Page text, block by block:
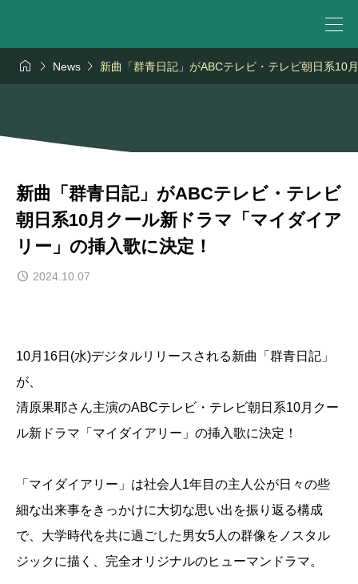
  News  新曲「群青日記」がABCテレビ・テレビ朝日系10
新曲「群青日記」がABCテレビ・テレビ
朝日系10月クール新ドラマ「マイダイア
リー」の挿入歌に決定！
2024.10.07
10月16日(水)デジタルリリースされる新曲「群青日記」
が、
清原果耶さん主演のABCテレビ・テレビ朝日系10月クー
ル新ドラマ「マイダイアリー」の挿入歌に決定！
「マイダイアリー」は社会人1年目の主人公が日々の些
細な出来事をきっかけに大切な思い出を振り返る構成
で、大学時代を共に過ごした男女5人の群像をノスタル
ジックに描く、完全オリジナルのヒューマンドラマ。